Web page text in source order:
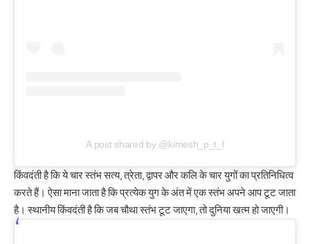
A post shared by @kimesh_p_t_l
किंवदंती है कि ये चार स्तंभ सत्य, त्रेता, द्वापर और कलि के चार युगों का प्रतिनिधित्व
करते हैं। ऐसा माना जाता है कि प्रत्येक युग के अंत में एक स्तंभ अपने आप टूट जाता
है। स्थानीय किंवदंती है कि जब चौथा स्तंभ टूट जाएगा, तो दुनिया खत्म हो जाएगी।